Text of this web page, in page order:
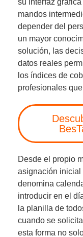
su interfaz
mandos
depender del
un mayor
solución, las
datos reales
los índices de
profesionales
Desde el propio
asignación inicial
denomina
introducir en el
la planilla de
cuando se
esta forma no